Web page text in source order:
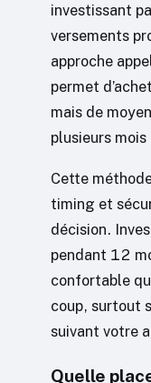
investissant
versements
approche
permet
mais de
plusieurs mois
Cette
timing et
décision.
pendant 12
confortable
coup, surtout
suivant votre
Quelle